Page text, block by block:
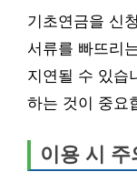
기초연금을 신
서류를 빠뜨리
지연될 수 있습
하는 것이 중요
이용 시 주